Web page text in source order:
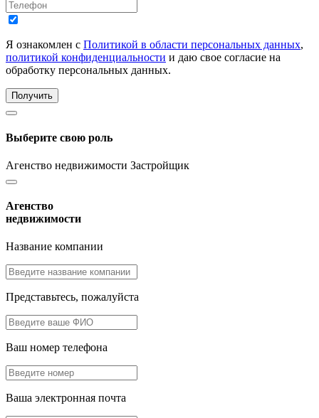
Я ознакомлен с Политикой в области персональных данных,
политикой конфиденциальности и даю свое согласие на
обработку персональных данных.
Получить
Выберите свою роль
Агенство недвижимости Застройщик
Агенство
недвижимости
Название компании
Представьтесь, пожалуйста
Ваш номер телефона
Ваша электронная почта